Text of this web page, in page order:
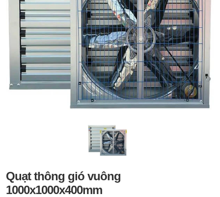
Quạt thông gió vuông
1000x1000x400mm